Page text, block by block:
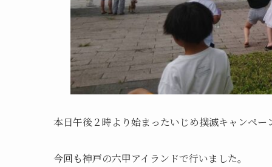
本日午後２時より始まったいじめ撲滅キャンペー
今回も神戸の六甲アイランドで行いました。